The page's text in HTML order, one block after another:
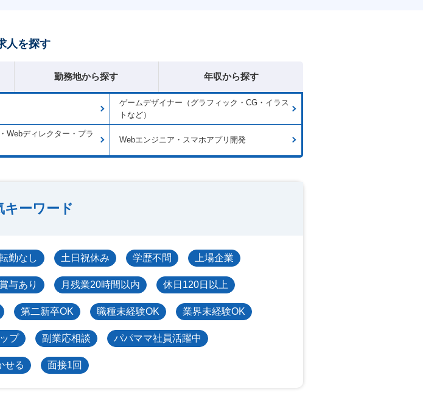
人を探す
勤務地から探す 年収から探す
ゲームデザイナー（グラフィック・CG・イラス
トなど）
Webディレクター・プラ
Webエンジニア・スマホアプリ開発
キーワード
勤なし 土日祝休み 学歴不問 上場企業
賞与あり 月残業20時間以内 休日120日以上
第二新卒OK 職種未経験OK 業界未経験OK
プ 副業応相談 パパママ社員活躍中
せる 面接1回